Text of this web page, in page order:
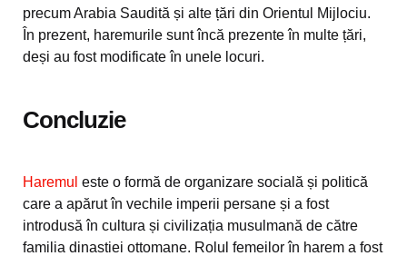
precum Arabia Saudită și alte țări din Orientul Mijlociu.
În prezent, haremurile sunt încă prezente în multe țări,
deși au fost modificate în unele locuri.
Concluzie
Haremul este o formă de organizare socială și politică
care a apărut în vechile imperii persane și a fost
introdusă în cultura și civilizația musulmană de către
familia dinastiei ottomane. Rolul femeilor în harem a fost